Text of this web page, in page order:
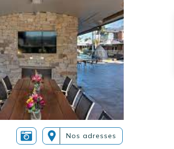
Nos adresses